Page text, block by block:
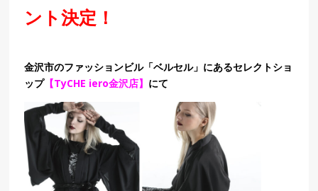
ント決定！
金沢市のファッションビル「ベルセル」にあるセレクトショ
ップ【TyCHE iero金沢店】 にて